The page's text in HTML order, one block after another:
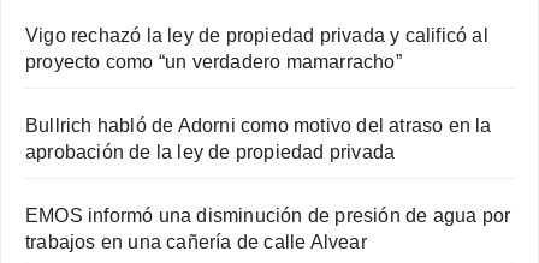
Vigo rechazó la ley de propiedad privada y calificó al
proyecto como “un verdadero mamarracho”
Bullrich habló de Adorni como motivo del atraso en la
aprobación de la ley de propiedad privada
EMOS informó una disminución de presión de agua por
trabajos en una cañería de calle Alvear